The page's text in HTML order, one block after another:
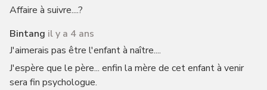
Affaire à suivre....?
Bintang il y a 4 ans
J'aimerais pas être l'enfant à naître....
J'espère que le père... enfin la mère de cet enfant à venir
sera fin psychologue.